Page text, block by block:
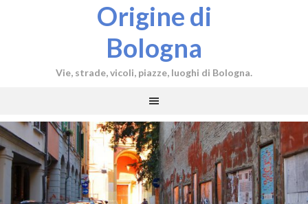
Origine di
Bologna
Vie, strade, vicoli, piazze, luoghi di Bologna.